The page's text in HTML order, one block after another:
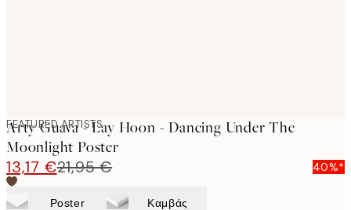
FEATURED ARTISTS
Arty Guava - Lay Hoon - Dancing Under The
Moonlight Poster
13,17 €21,95 € 40%*
Poster Καμβάς